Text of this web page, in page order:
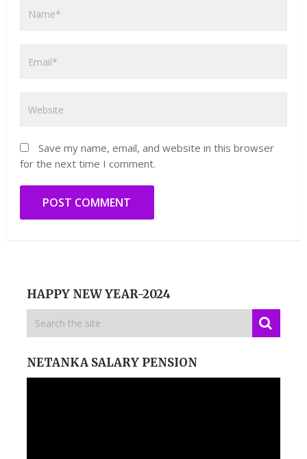
Save my name, email, and website in this browser
for the next time I comment.
HAPPY NEW YEAR-2024
NETANKA SALARY PENSION